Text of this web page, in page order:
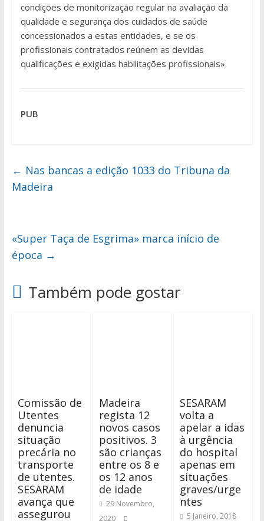
condições de monitorização regular na avaliação da
qualidade e segurança dos cuidados de saúde
concessionados a estas entidades, e se os
profissionais contratados reúnem as devidas
qualificações e exigidas habilitações profissionais».
PUB
← Nas bancas a edição 1033 do Tribuna da
Madeira
«Super Taça de Esgrima» marca início de
época →
Também pode gostar
Comissão de
Utentes
denuncia
situação
precária no
transporte
de utentes.
SESARAM
avança que
assegurou
Madeira
regista 12
novos casos
positivos. 3
são crianças
entre os 8 e
os 12 anos
de idade
29 Novembro,
2020
SESARAM
volta a
apelar a idas
à urgência
do hospital
apenas em
situações
graves/urge
ntes
5 Janeiro, 2018